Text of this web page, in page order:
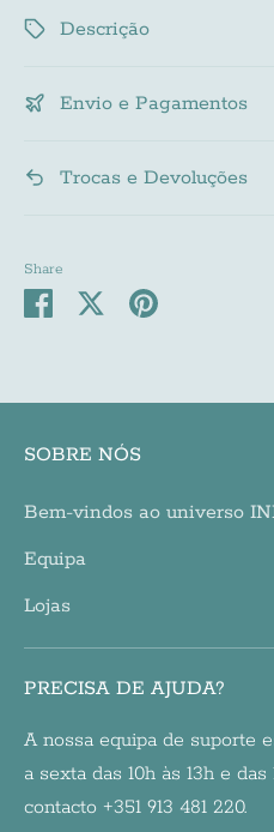
Descrição
Envio e Pagamentos
Trocas e Devoluções
Share
Share SharePin
SOBRE NÓS
Bem-vindos ao universo
Equipa
Lojas
PRECISA DE AJUDA?
A nossa equipa de suporte
a sexta das 10h às 13h e
contacto +351 913 481 220.